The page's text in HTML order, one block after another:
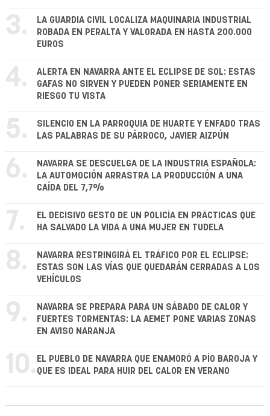
3.
LA GUARDIA CIVIL LOCALIZA MAQUINARIA INDUSTRIAL
ROBADA EN PERALTA Y VALORADA EN HASTA 200.000
EUROS
4.
ALERTA EN NAVARRA ANTE EL ECLIPSE DE SOL: ESTAS
GAFAS NO SIRVEN Y PUEDEN PONER SERIAMENTE EN
RIESGO TU VISTA
5.
SILENCIO EN LA PARROQUIA DE HUARTE Y ENFADO TRAS
LAS PALABRAS DE SU PÁRROCO, JAVIER AIZPÚN
6.
NAVARRA SE DESCUELGA DE LA INDUSTRIA ESPAÑOLA:
LA AUTOMOCIÓN ARRASTRA LA PRODUCCIÓN A UNA
CAÍDA DEL 7,7%
7.
EL DECISIVO GESTO DE UN POLICÍA EN PRÁCTICAS QUE
HA SALVADO LA VIDA A UNA MUJER EN TUDELA
8.
NAVARRA RESTRINGIRÁ EL TRÁFICO POR EL ECLIPSE:
ESTAS SON LAS VÍAS QUE QUEDARÁN CERRADAS A LOS
VEHÍCULOS
9.
NAVARRA SE PREPARA PARA UN SÁBADO DE CALOR Y
FUERTES TORMENTAS: LA AEMET PONE VARIAS ZONAS
EN AVISO NARANJA
10. EL PUEBLO DE NAVARRA QUE ENAMORÓ A PÍO BAROJA Y
QUE ES IDEAL PARA HUIR DEL CALOR EN VERANO